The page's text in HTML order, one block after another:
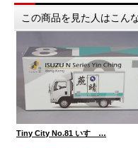
この商品を見た人はこん
Tiny City No.81 いすゞ…